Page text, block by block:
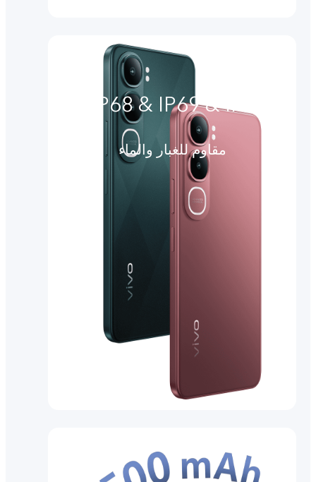
IP68 & IP69 & IP69+
مقاوم للغبار والماء